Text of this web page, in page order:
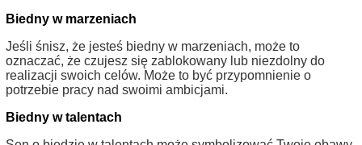
Biedny w marzeniach
Jeśli śnisz, że jesteś biedny w marzeniach, może to
oznaczać, że czujesz się zablokowany lub niezdolny do
realizacji swoich celów. Może to być przypomnienie o
potrzebie pracy nad swoimi ambicjami.
Biedny w talentach